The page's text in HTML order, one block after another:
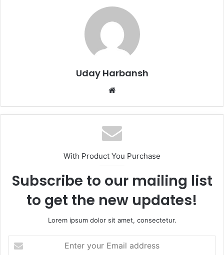
Uday Harbansh
Website
With Product You Purchase
Subscribe to our mailing list
to get the new updates!
Lorem ipsum dolor sit amet, consectetur.
your